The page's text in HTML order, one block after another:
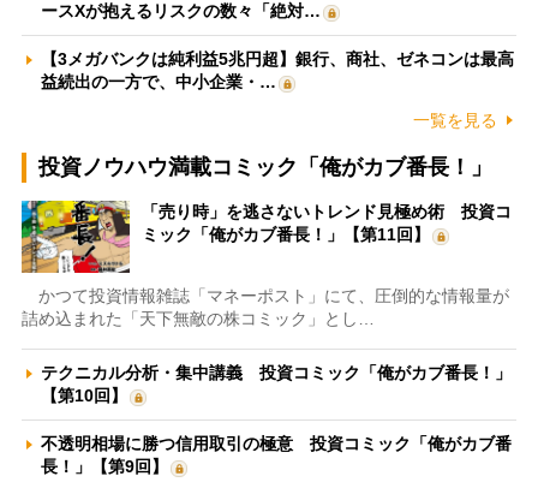
ースXが抱えるリスクの数々「絶対…
【3メガバンクは純利益5兆円超】銀行、商社、ゼネコンは最高
益続出の一方で、中小企業・…
一覧を見る
投資ノウハウ満載コミック「俺がカブ番長！」
「売り時」を逃さないトレンド見極め術 投資コ
ミック「俺がカブ番長！」【第11回】
かつて投資情報雑誌「マネーポスト」にて、圧倒的な情報量が
詰め込まれた「天下無敵の株コミック」とし…
テクニカル分析・集中講義 投資コミック「俺がカブ番長！」
【第10回】
不透明相場に勝つ信用取引の極意 投資コミック「俺がカブ番
長！」【第9回】